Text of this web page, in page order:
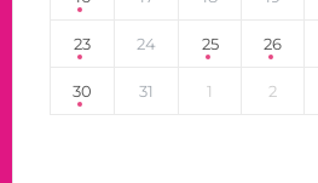
23 24 25 26
30 31 1 2